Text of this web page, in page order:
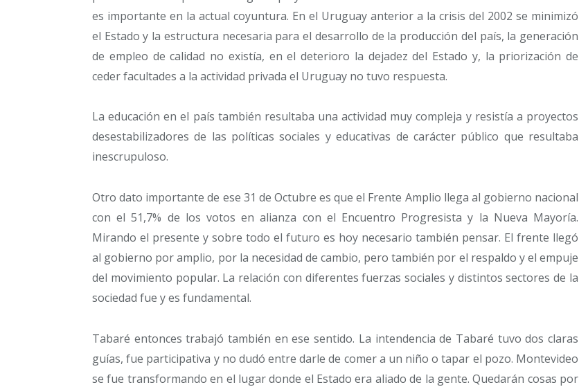
es importante en la actual coyuntura. En el Uruguay anterior a la crisis del 2002 se minimizó
el Estado y la estructura necesaria para el desarrollo de la producción del país, la generación
de empleo de calidad no existía, en el deterioro la dejadez del Estado y, la priorización de
ceder facultades a la actividad privada el Uruguay no tuvo respuesta.
La educación en el país también resultaba una actividad muy compleja y resistía a proyectos
desestabilizadores de las políticas sociales y educativas de carácter público que resultaba
inescrupuloso.
Otro dato importante de ese 31 de Octubre es que el Frente Amplio llega al gobierno nacional
con el 51,7% de los votos en alianza con el Encuentro Progresista y la Nueva Mayoría.
Mirando el presente y sobre todo el futuro es hoy necesario también pensar. El frente llegó
al gobierno por amplio, por la necesidad de cambio, pero también por el respaldo y el empuje
del movimiento popular. La relación con diferentes fuerzas sociales y distintos sectores de la
sociedad fue y es fundamental.
Tabaré entonces trabajó también en ese sentido. La intendencia de Tabaré tuvo dos claras
guías, fue participativa y no dudó entre darle de comer a un niño o tapar el pozo. Montevideo
se fue transformando en el lugar donde el Estado era aliado de la gente. Quedarán cosas por